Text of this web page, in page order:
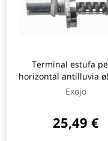
Terminal estufa
horizontal antilluvia
exojo
Exojo
25,49 €